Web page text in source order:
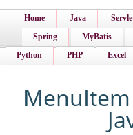
Home Java
Spring
MyBatis
Python
PHP Excel